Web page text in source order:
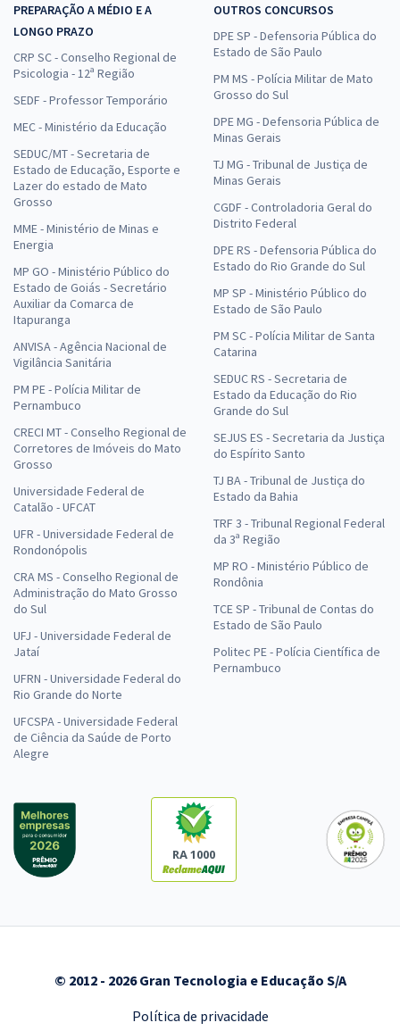
PREPARAÇÃO A MÉDIO E A
LONGO PRAZO
CRP SC - Conselho Regional de
Psicologia - 12ª Região
SEDF - Professor Temporário
MEC - Ministério da Educação
SEDUC/MT - Secretaria de
Estado de Educação, Esporte e
Lazer do estado de Mato
Grosso
MME - Ministério de Minas e
Energia
MP GO - Ministério Público do
Estado de Goiás - Secretário
Auxiliar da Comarca de
Itapuranga
ANVISA - Agência Nacional de
Vigilância Sanitária
PM PE - Polícia Militar de
Pernambuco
CRECI MT - Conselho Regional de
Corretores de Imóveis do Mato
Grosso
Universidade Federal de
Catalão - UFCAT
UFR - Universidade Federal de
Rondonópolis
CRA MS - Conselho Regional de
Administração do Mato Grosso
do Sul
UFJ - Universidade Federal de
Jataí
UFRN - Universidade Federal do
Rio Grande do Norte
UFCSPA - Universidade Federal
de Ciência da Saúde de Porto
Alegre
OUTROS CONCURSOS
DPE SP - Defensoria Pública do
Estado de São Paulo
PM MS - Polícia Militar de Mato
Grosso do Sul
DPE MG - Defensoria Pública de
Minas Gerais
TJ MG - Tribunal de Justiça de
Minas Gerais
CGDF - Controladoria Geral do
Distrito Federal
DPE RS - Defensoria Pública do
Estado do Rio Grande do Sul
MP SP - Ministério Público do
Estado de São Paulo
PM SC - Polícia Militar de Santa
Catarina
SEDUC RS - Secretaria de
Estado da Educação do Rio
Grande do Sul
SEJUS ES - Secretaria da Justiça
do Espírito Santo
TJ BA - Tribunal de Justiça do
Estado da Bahia
TRF 3 - Tribunal Regional Federal
da 3ª Região
MP RO - Ministério Público de
Rondônia
TCE SP - Tribunal de Contas do
Estado de São Paulo
Politec PE - Polícia Científica de
Pernambuco
RA 1000
© 2012 - 2026 Gran Tecnologia e Educação S/A
Política de privacidade